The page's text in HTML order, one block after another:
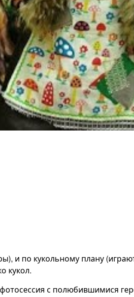
и по кукольному плану
кукол.
с полюбившимися